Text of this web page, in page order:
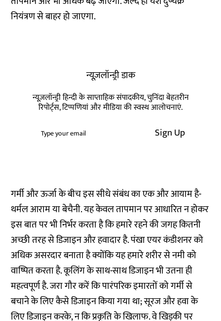
नियंत्रण से बाहर हो जाएगा.
न्यूज़लॉन्ड्री डाक
न्यूज़लॉन्ड्री हिन्दी के साप्ताहिक संपादकीय, चुनिंदा बेहतरीन
रिपोर्ट्स, टिप्पणियां और मीडिया की स्वस्थ आलोचनाएं.
Sign Up
गर्मी और ऊर्जा के बीच इस सीधे संबंध का एक और आयाम है-
थर्मल आराम या बेचैनी. यह केवल तापमान पर आधारित न होकर
इस बात पर भी निर्भर करता है कि हमारे रहने की जगह कितनी
अच्छी तरह से डिजाइन और हवादार है. पंखा एयर कंडीशनर को
अधिक असरदार बनाता है क्योंकि यह हमारे शरीर से नमी को
वाष्पित करता है. कूलिंग के साथ-साथ डिजाइन भी उतना ही
महत्वपूर्ण है. जरा गौर करें कि पारंपरिक इमारतों को गर्मी से
बचाने के लिए कैसे डिजाइन किया गया था; सूरज और हवा के
लिए डिजाइन करके, न कि प्रकृति के खिलाफ. वे खिड़की पर